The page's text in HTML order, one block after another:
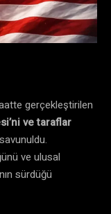
gerçekleştirilen
ve taraflar
savunuldu.
ve ulusal
sürdüğü